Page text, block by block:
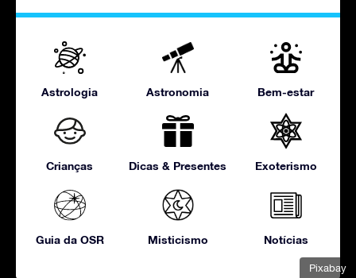
Pixabay
Astrologia Astronomia Bem-estar
Crianças Dicas & Presentes Exoterismo
Guia da OSR Misticismo Notícias